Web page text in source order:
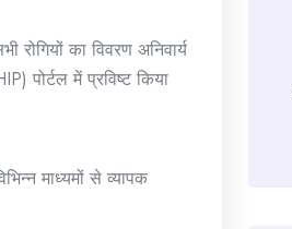
का विवरण अनिवार्य
पोर्टल में प्रविष्ट किया
माध्यमों से व्यापक